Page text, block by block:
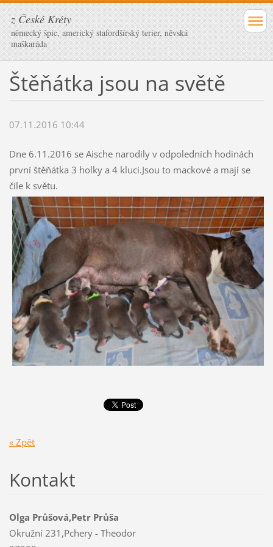
z České Kréty
německý špic, americký stafordšírský terier, něvská
maškaráda
Štěňátka jsou na světě
07.11.2016 10:44
Dne 6.11.2016 se Aische narodily v odpoledních hodinách
první štěňátka 3 holky a 4 kluci.Jsou to mackové a mají se
čile k světu.
« Zpět
Kontakt
Olga Průšová,Petr Průša
Okružní 231,Pchery - Theodor